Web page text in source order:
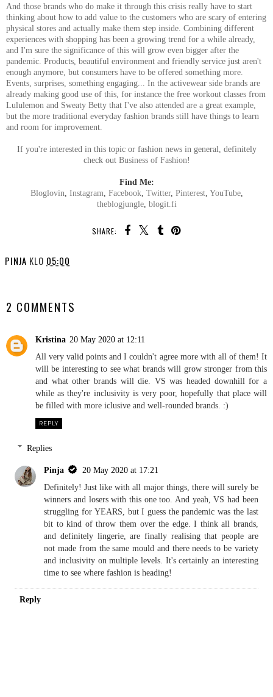
And those brands who do make it through this crisis really have to start
thinking about how to add value to the customers who are scary of entering
physical stores and actually make them step inside. Combining different
experiences with shopping has been a growing trend for a while already,
and I'm sure the significance of this will grow even bigger after the
pandemic. Products, beautiful environment and friendly service just aren't
enough anymore, but consumers have to be offered something more.
Events, surprises, something engaging... In the activewear side brands are
already making good use of this, for instance the free workout classes from
Lululemon and Sweaty Betty that I've also attended are a great example,
but the more traditional everyday fashion brands still have things to learn
and room for improvement.
If you're interested in this topic or fashion news in general, definitely
check out Business of Fashion!
Find Me:
Bloglovin Instagram Facebook, Twitter, Pinterest, YouTube,
theblogjungle, blogit.fi
SHARE:
PINJA KLO 05:00
2 COMMENTS
Kristina 20 May 2020 at 12:11
All very valid points and I couldn't agree more with all of them! It
will be interesting to see what brands will grow stronger from this
and what other brands will die. VS was headed downhill for a
while as they're inclusivity is very poor, hopefully that place will
be filled with more iclusive and well-rounded brands. :)
REPLY
Replies
Pinja
20 May 2020 at 17:21
Definitely! Just like with all major things, there will surely be
winners and losers with this one too. And yeah, VS had been
struggling for YEARS, but I guess the pandemic was the last
bit to kind of throw them over the edge. I think all brands,
and definitely lingerie, are finally realising that people are
not made from the same mould and there needs to be variety
and inclusivity on multiple levels. It's certainly an interesting
time to see where fashion is heading!
Reply